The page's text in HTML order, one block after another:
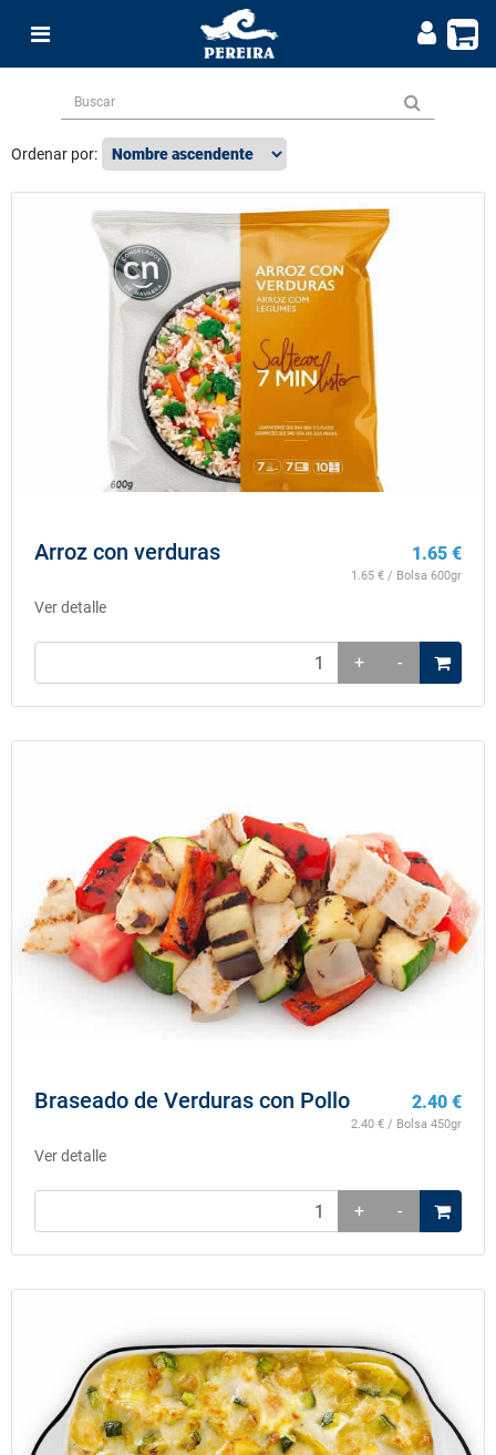
Ordenar por:
Arroz con verduras 1.65 €
1.65 € / Bolsa 600gr
Ver detalle
+ -
Braseado de Verduras con Pollo 2.40 €
2.40 € / Bolsa 450gr
Ver detalle
+ -